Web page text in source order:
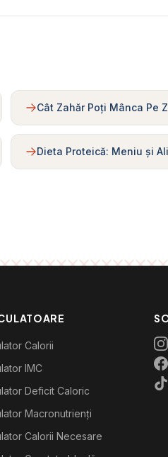
Cât Zahăr Poți Mânca Pe
Dieta Proteică: Meniu și
Calorii
IMC
Deficit Caloric
Macronutrienți
Calorii Necesare